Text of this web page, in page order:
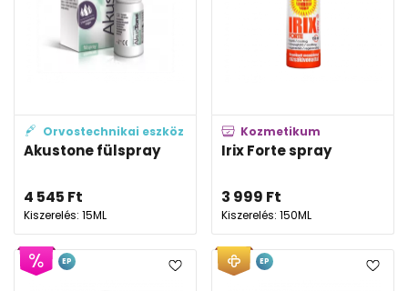
Orvostechnikai eszköz
Akustone fülspray
4 545 Ft
Kiszerelés: 15ML
Kozmetikum
Irix Forte spray
3 999 Ft
Kiszerelés: 150ML
EP EP